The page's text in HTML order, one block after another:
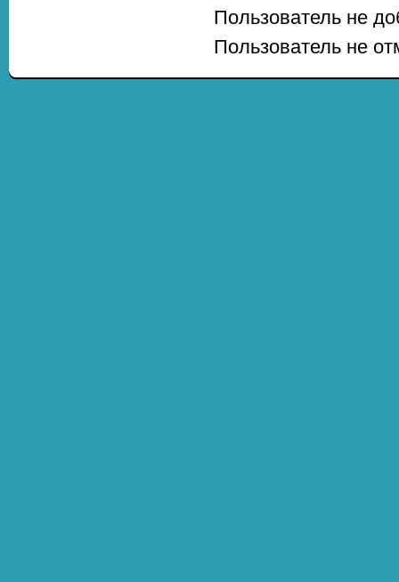
Пользователь не
Пользователь не